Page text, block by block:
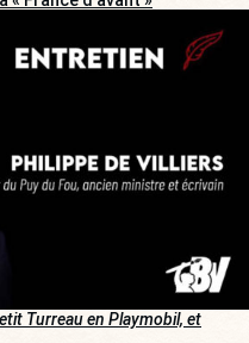
Turreau en Playmobil, et